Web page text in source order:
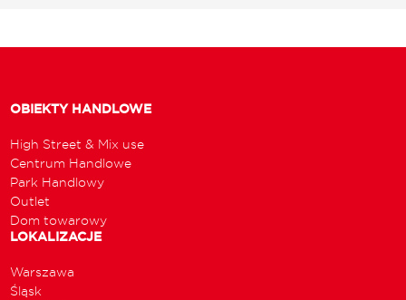
OBIEKTY HANDLOWE
High Street & Mix use
Centrum Handlowe
Park Handlowy
Outlet
Dom towarowy
LOKALIZACJE
Warszawa
Śląsk